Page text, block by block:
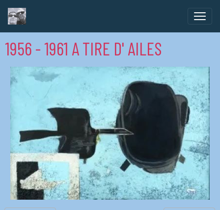
1956 - 1961 A TIRE D' AILES